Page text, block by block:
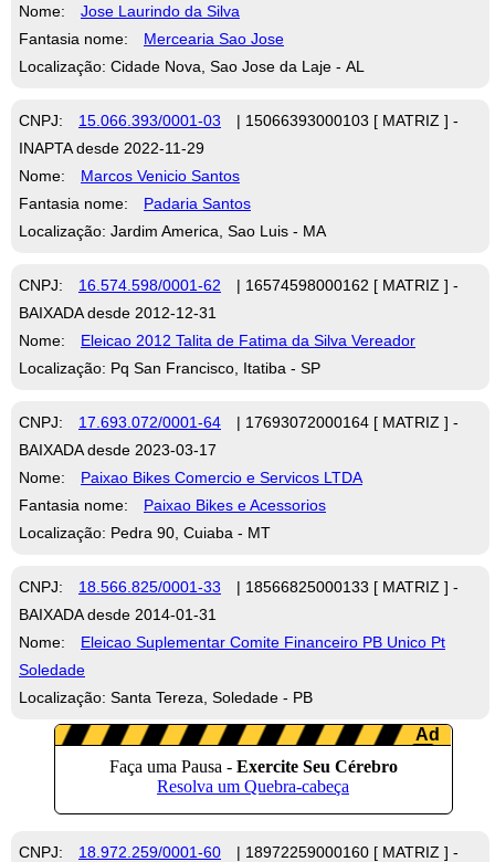
Nome:
Jose Laurindo da Silva
Fantasia nome:
Mercearia Sao Jose
Localização: Cidade Nova, Sao Jose da Laje - AL
CNPJ: 15.066.393/0001-03
| 15066393000103 [ MATRIZ ] -
INAPTA desde 2022-11-29
Nome:
Marcos Venicio Santos
Fantasia nome:
Padaria Santos
Localização: Jardim America, Sao Luis - MA
CNPJ: 16.574.598/0001-62
| 16574598000162 [ MATRIZ ] -
BAIXADA desde 2012-12-31
Nome:
Eleicao 2012 Talita de Fatima da Silva Vereador
Localização: Pq San Francisco, Itatiba - SP
CNPJ: 17.693.072/0001-64
| 17693072000164 [ MATRIZ ] -
BAIXADA desde 2023-03-17
Nome:
Paixao Bikes Comercio e Servicos LTDA
Fantasia nome:
Paixao Bikes e Acessorios
Localização: Pedra 90, Cuiaba - MT
CNPJ: 18.566.825/0001-33
| 18566825000133 [ MATRIZ ] -
BAIXADA desde 2014-01-31
Nome:
Eleicao Suplementar Comite Financeiro PB Unico Pt
Soledade
Localização: Santa Tereza, Soledade - PB
CNPJ: 18.972.259/0001-60
| 18972259000160 [ MATRIZ ] -